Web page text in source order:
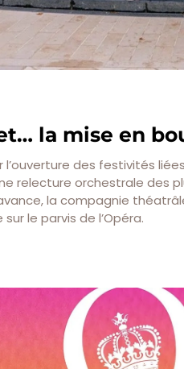
la mise en
des festivités
relecture orchestrale des
la compagnie
le parvis de l’Opéra.